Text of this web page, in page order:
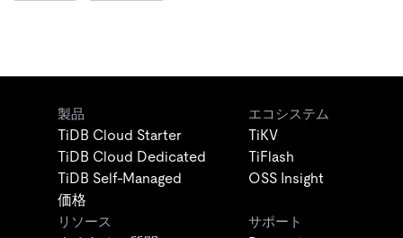
製品
TiDB Cloud Starter
TiDB Cloud Dedicated
TiDB Self-Managed
価格
エコシステム
TiKV
TiFlash
OSS Insight
リソース サポート